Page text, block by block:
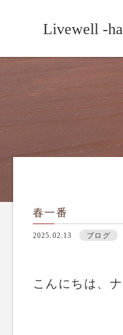
Livewell -
春一番
2025.02.13 ブログ
こんにちは、ナ